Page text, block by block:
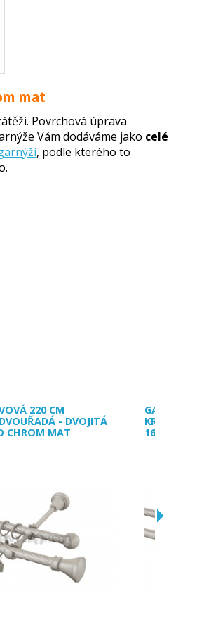
mat
Povrchová úprava
Vám dodáváme jako celé
, podle kterého to
220 CM
- DVOJITÁ
CHROM MAT
GARNÝŽ
16